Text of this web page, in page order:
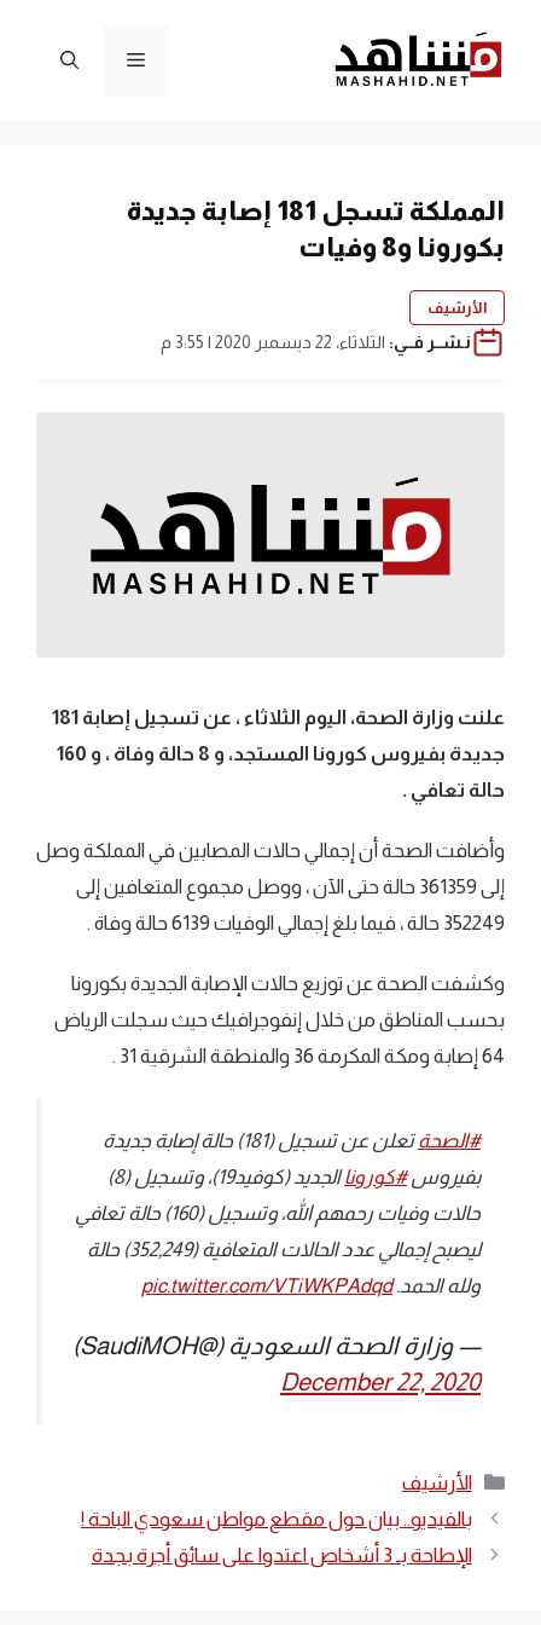
المحتوى
القائمة
المملكة تسجل 181 إصابة جديدة
بكورونا و8 وفيات
الأرشيف
نـشــر فــي: الثلاثاء، 22 ديسمبر 2020 | 3:55 م
علنت وزارة الصحة، اليوم الثلاثاء ، عن تسجيل إصابة 181
جديدة بفيروس كورونا المستجد، و 8 حالة وفاة ، و 160
حالة تعافي .
وأضافت الصحة أن إجمالي حالات المصابين في المملكة وصل
إلى 361359 حالة حتى الآن ، ووصل مجموع المتعافين إلى
352249 حالة ، فيما بلغ إجمالي الوفيات 6139 حالة وفاة .
وكشفت الصحة عن توزيع حالات الإصابة الجديدة بكورونا
بحسب المناطق من خلال إنفوجرافيك حيث سجلت الرياض
64 إصابة ومكة المكرمة 36 والمنطقة الشرقية 31 .
#الصحة
⁩ تعلن عن تسجيل (181) حالة إصابة جديدة
بفيروس ⁧#كورونا
⁩ الجديد (كوفيد19)، وتسجيل (8)
حالات وفيات رحمهم الله، وتسجيل (160) حالة تعافي
ليصبح إجمالي عدد الحالات المتعافية (352,249) حالة
ولله الحمد.pic.twitter.com/VTiWKPAdqd
— وزارة الصحة السعودية (@SaudiMOH)
December 22, 2020
التصنيفات
الأرشيف
بالفيديو.. بيان حول مقطع مواطن سعودي الباحة !
الإطاحة بـ 3 أشخاص اعتدوا على سائق أجرة بجدة